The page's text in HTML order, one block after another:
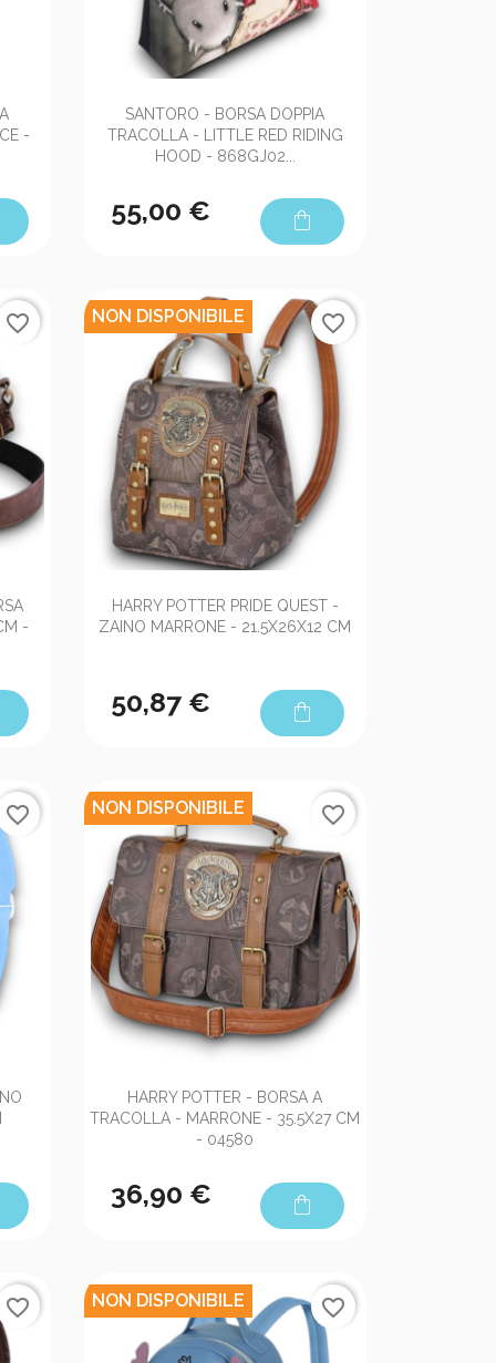
-
Anteprima
SANTORO - BORSA DOPPIA
TRACOLLA - LITTLE RED RIDING
HOOD - 868GJ02...
55,00 € shopping_bag
-
favorite_border
Anteprima
HARRY POTTER PRIDE QUEST -
ZAINO MARRONE - 21.5X26X12 CM
50,87 € shopping_bag
NON DISPONIBILE favorite_border
favorite_border
Anteprima
HARRY POTTER - BORSA A
TRACOLLA - MARRONE - 35.5X27 CM
- 04580
36,90 € shopping_bag
NON DISPONIBILE favorite_border
favorite_border NON DISPONIBILE favorite_border